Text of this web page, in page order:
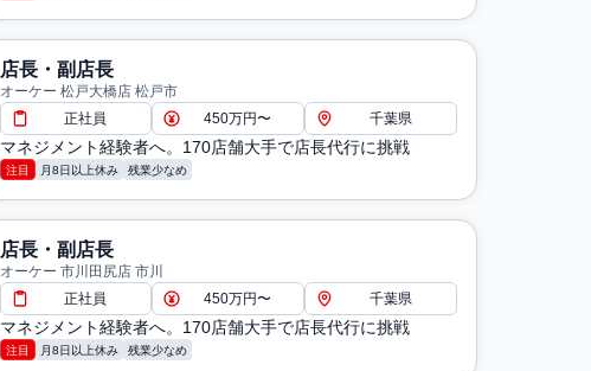
店長・副店長
オーケー 松戸大橋店 松戸市
正社員
450万円〜 千葉県
マネジメント経験者へ。170店舗大手で店長代行に挑戦
注目 月8日以上休み 残業少なめ
店長・副店長
オーケー 市川田尻店 市川
正社員
450万円〜 千葉県
マネジメント経験者へ。170店舗大手で店長代行に挑戦
注目 月8日以上休み 残業少なめ